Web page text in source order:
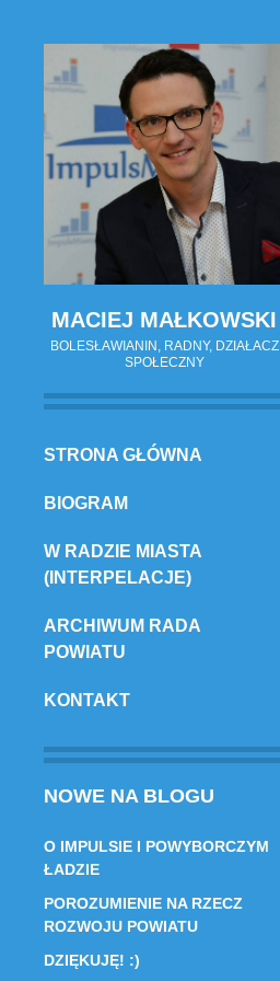
MACIEJ MAŁKOWSKI
BOLESŁAWIANIN, RADNY, DZIAŁACZ
SPOŁECZNY
PRZESKOCZ
TREŚCI
STRONA GŁÓWNA
BIOGRAM
W RADZIE MIASTA
(INTERPELACJE)
ARCHIWUM RADA
POWIATU
KONTAKT
NOWE NA BLOGU
O IMPULSIE I POWYBORCZYM
ŁADZIE
POROZUMIENIE NA RZECZ
ROZWOJU POWIATU
DZIĘKUJĘ! :)